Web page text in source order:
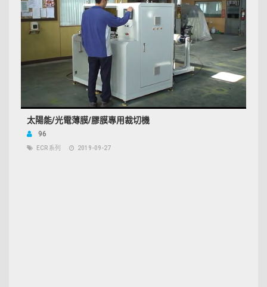
太陽能/光電薄膜/膠膜專用裁切機
96
ECR 系列 2019-09-27